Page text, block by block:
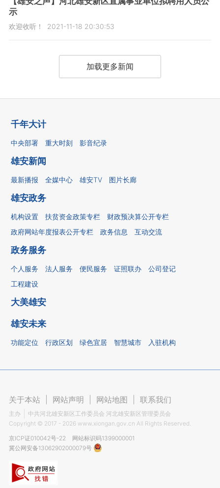
示
欢迎收听！ 2021-11-18 20:30:53
加载更多新闻
千年大计
中央部署 重大时刻 影音纪录
雄安新闻
最新播报 全媒中心 雄安TV 图片长廊
雄安政务
机构设置 扶贫资金政策专栏
财政预决算公开专栏
政府网站年度报表公开专栏
政务信息 互动交流
政务服务
个人服务 法人服务 便民服务 证照联办
公司登记
工程建设
大美雄安
雄安未来
功能定位 行政区划 绿色宜居 智慧城市 入驻机构
关于本站 网站声明 网站地图 联系我们
主办
中共河北雄安新区工作委员会 河北雄安新区管理委员会
Copyright © 2017 - 2026 www.xiongan.gov.cn All Rights Reserved.
京ICP证010042号-22
网站标识码1399000001
冀公网安备13062902000079号